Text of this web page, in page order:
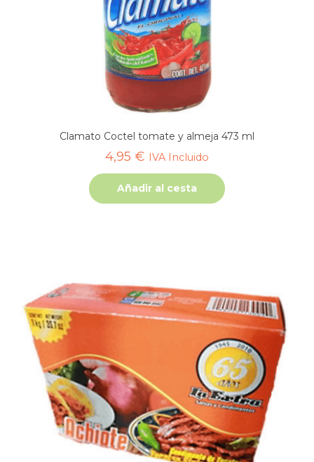
Clamato Coctel tomate y almeja 473 ml
4,95 € IVA Incluido
Añadir al cesta